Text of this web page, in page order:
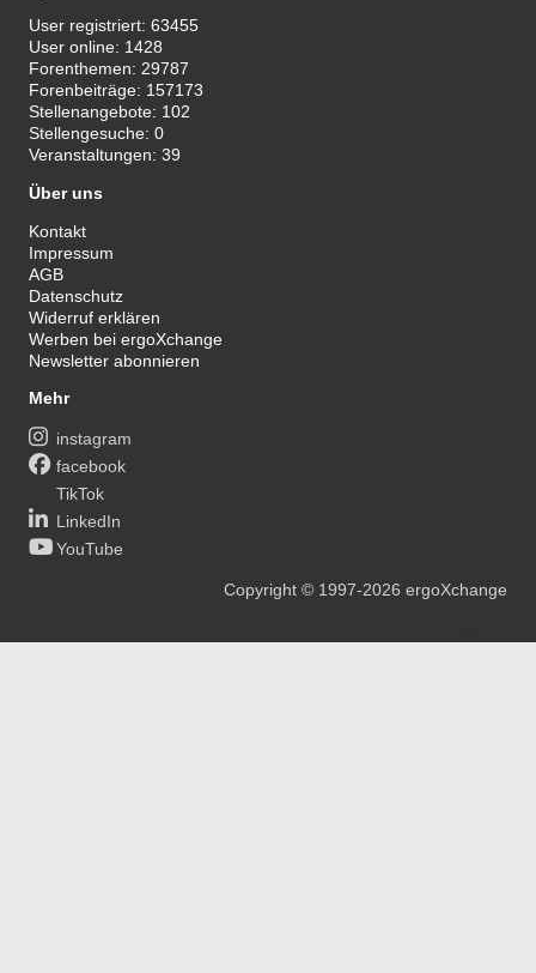
User registriert:63455
User online: 1428
Forenthemen: 29787
Forenbeiträge: 157173
Stellenangebote: 102
Stellengesuche:0
Veranstaltungen:39
Über uns
Kontakt
Impressum
AGB
Datenschutz
Widerruf erklären
Werben bei ergoXchange
Newsletter abonnieren
Mehr
instagram
facebook
TikTok
LinkedIn
YouTube
Copyright© 1997-2026 ergoXchange